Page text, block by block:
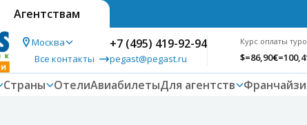
Агентствам
Москва
Все контакты
+7 (495) 419-92-94
pegast@pegast.ru
Курс оплаты
$=86,90€
Страны ОтелиАвиабилетыДля агентств